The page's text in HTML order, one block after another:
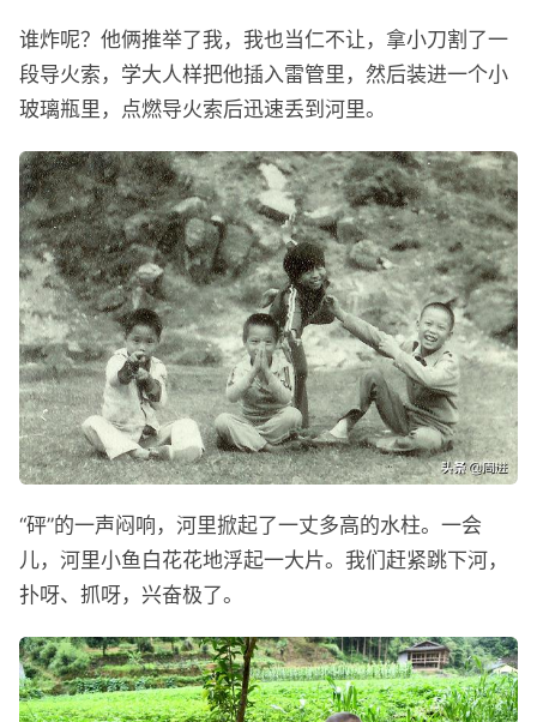
谁炸呢？他俩推举了我，我也当仁不让，拿小刀割了一
段导火索，学大人样把他插入雷管里，然后装进一个小
玻璃瓶里，点燃导火索后迅速丢到河里。
“砰”的一声闷响，河里掀起了一丈多高的水柱。一会
儿，河里小鱼白花花地浮起一大片。我们赶紧跳下河，
扑呀、抓呀，兴奋极了。